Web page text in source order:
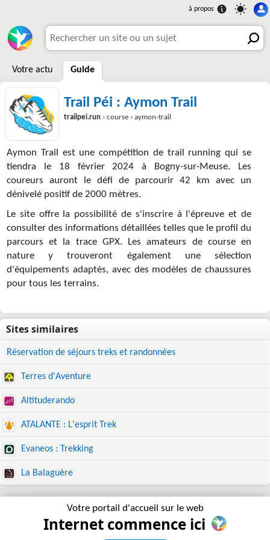
Votre actu Guide
Trail Péi : Aymon Trail
trailpei.run › course › aymon-trail
Aymon Trail est une compétition de trail running qui se
tiendra le 18 février 2024 à Bogny-sur-Meuse. Les
coureurs auront le défi de parcourir 42 km avec un
dénivelé positif de 2000 mètres.
Le site offre la possibilité de s'inscrire à l'épreuve et de
consulter des informations détaillées telles que le profil du
parcours et la trace GPX. Les amateurs de course en
nature y trouveront également une sélection
d'équipements adaptés, avec des modèles de chaussures
pour tous les terrains.
Réservation de séjours treks et randonnées
Terres d'Aventure
Altituderando
ATALANTE : L'esprit Trek
Evaneos : Trekking
La Balaguère
Votre portail d'accueil sur le web
Internet commence ici